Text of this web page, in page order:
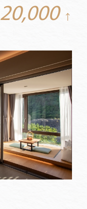
20,000 ↑